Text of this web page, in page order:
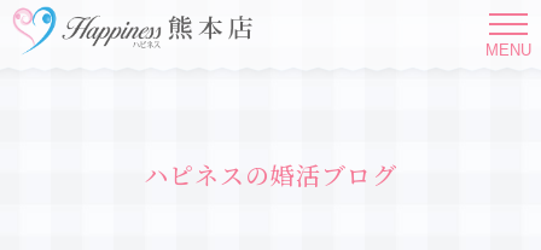
MENU
ハピネスの婚活ブログ